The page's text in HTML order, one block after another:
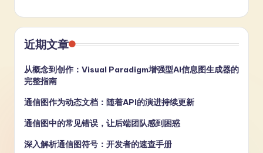
近期文章
从概念到创作：Visual Paradigm增强型AI信息图生成器的
完整指南
通信图作为动态文档：随着API的演进持续更新
通信图中的常见错误，让后端团队感到困惑
深入解析通信图符号：开发者的速查手册